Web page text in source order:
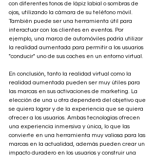
con diferentes tonos de lápiz labial o sombras de
ojos, utilizando la cámara de su teléfono móvil.
También puede ser una herramienta útil para
interactuar con los clientes en eventos. Por
ejemplo, una marca de automóviles podría utilizar
la realidad aumentada para permitir a los usuarios
"conducir" uno de sus coches en un entorno virtual.
En conclusión, tanto la realidad virtual como la
realidad aumentada pueden ser muy útiles para
las marcas en sus activaciones de marketing. La
elección de una u otra dependerá del objetivo que
se quiera lograr y de la experiencia que se quiera
ofrecer a los usuarios. Ambas tecnologías ofrecen
una experiencia inmersiva y única, lo que las
convierte en una herramienta muy valiosa para las
marcas en la actualidad, además pueden crear un
impacto duradero en los usuarios y construir una